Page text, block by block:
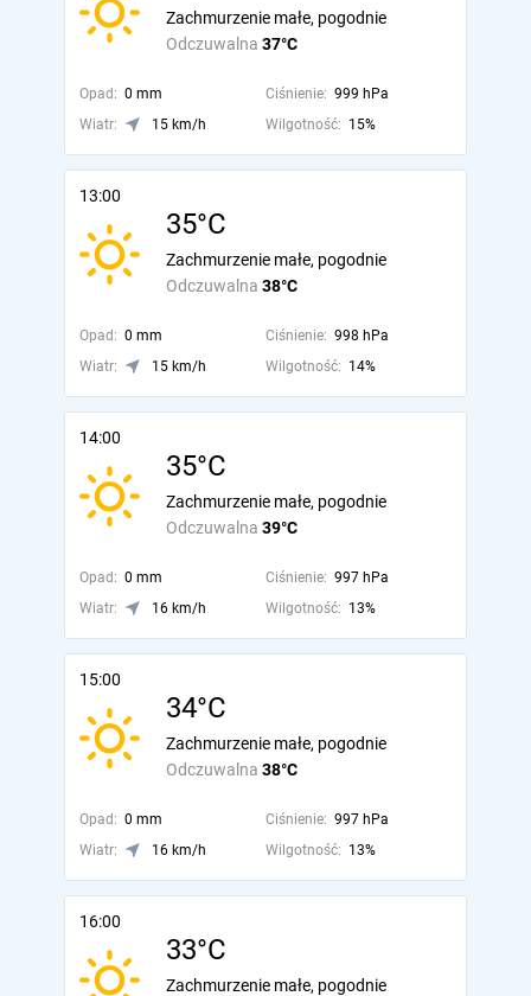
Odczuwalna 37°C
Zachmurzenie małe, pogodnie
Opad: 0 mm Ciśnienie: 999 hPa
Wiatr:
15 km/h Wilgotność: 15%
13:00
35°C
Odczuwalna 38°C
Zachmurzenie małe, pogodnie
Opad: 0 mm Ciśnienie: 998 hPa
Wiatr:
15 km/h Wilgotność: 14%
14:00
35°C
Odczuwalna 39°C
Zachmurzenie małe, pogodnie
Opad: 0 mm Ciśnienie: 997 hPa
Wiatr:
16 km/h Wilgotność: 13%
15:00
34°C
Odczuwalna 38°C
Zachmurzenie małe, pogodnie
Opad: 0 mm Ciśnienie: 997 hPa
Wiatr:
16 km/h Wilgotność: 13%
16:00
33°C
Zachmurzenie małe, pogodnie